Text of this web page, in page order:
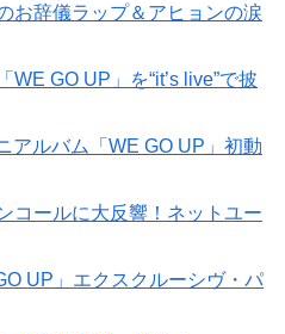
GO UP」を“it’s live”で披
ールに大反響！ネットユー
UP」エクスクルーシヴ・パ
「GOLDEN」披露！